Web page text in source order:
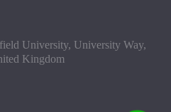
University, University Way,
Kingdom